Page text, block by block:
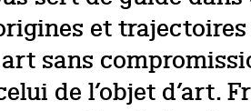
et
sans
de l’objet d’art.